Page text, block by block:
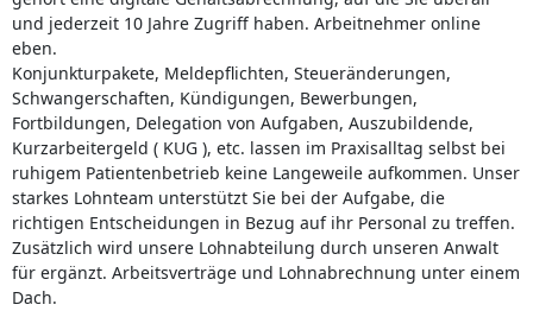
und jederzeit 10 Jahre Zugriff haben. Arbeitnehmer online
eben.
Konjunkturpakete, Meldepflichten, Steueränderungen,
Schwangerschaften, Kündigungen, Bewerbungen,
Fortbildungen, Delegation von Aufgaben, Auszubildende,
Kurzarbeitergeld ( KUG ), etc. lassen im Praxisalltag selbst bei
ruhigem Patientenbetrieb keine Langeweile aufkommen. Unser
starkes Lohnteam unterstützt Sie bei der Aufgabe, die
richtigen Entscheidungen in Bezug auf ihr Personal zu treffen.
Zusätzlich wird unsere Lohnabteilung durch unseren Anwalt
für ergänzt. Arbeitsverträge und Lohnabrechnung unter einem
Dach.